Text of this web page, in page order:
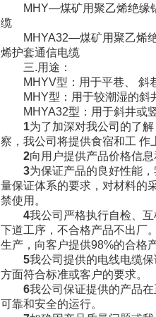
MHY—煤矿用聚乙烯绝缘铝
缆
MHYA32—煤矿用聚乙烯绝
烯护套通信电缆
三.用途：
MHYV型：用于平巷、 斜
MHY型：用于较潮湿的斜
MHYA32型：用于斜井或
1为了加深对我公司的了
察，我公司将提供食宿和工 作
2向用户提供产品价格信
3为保证产品的良好性能
量保证体系的要求，对材料的
禁使用。
4我公司严格执行自检、
下道工序，不合格产品不出厂
生产，向客户提供98%的合格
5我公司提供的电线电缆
方面符合标准或客户的要求。
6我公司保证提供的产品
可靠和安全的运行。